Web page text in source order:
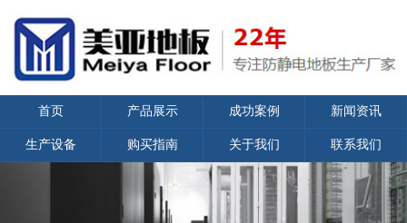
首页 产品展示 成功案例 新闻资讯
生产设备 购买指南 关于我们 联系我们